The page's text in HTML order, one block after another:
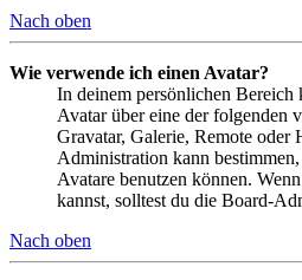
Nach oben
Wie verwende ich einen Avatar?
In deinem persönlichen Bereich
Avatar über eine der folgenden
Gravatar, Galerie, Remote oder
Administration kann
Avatare benutzen können.
kannst, solltest du die Board-
Nach oben